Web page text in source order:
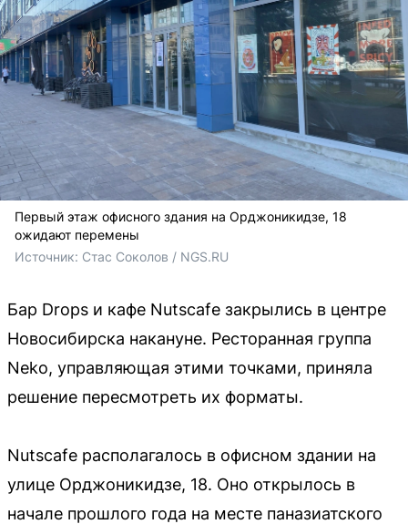
Первый этаж офисного здания на Орджоникидзе, 18
ожидают перемены
Источник: Стас Соколов / NGS.RU
Бар Drops и кафе Nutscafe закрылись в центре
Новосибирска накануне. Ресторанная группа
Neko, управляющая этими точками, приняла
решение пересмотреть их форматы.
Nutscafe располагалось в офисном здании на
улице Орджоникидзе, 18. Оно открылось в
начале прошлого года на месте паназиатского